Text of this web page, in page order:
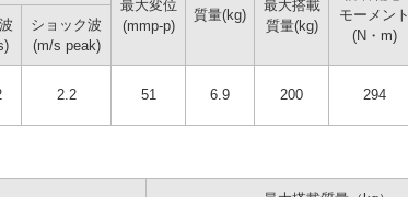
最大変位
(mmp-p)
質量(kg)
最大搭載
質量(kg)
モーメント
(N・m)
ショック波
(m/s peak)
2.2 51 6.9 200 294